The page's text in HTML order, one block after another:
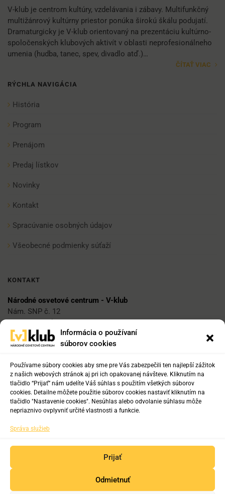
Informácia o používaní
súborov cookies
Používame súbory cookies aby sme pre Vás zabezpečili ten najlepší zážitok
z našich webových stránok aj pri ich opakovanej návšteve. Kliknutím na
tlačidlo “Prijať” nám udelíte Váš súhlas s použitím všetkých súborov
cookies. Detailne môžete použitie súborov cookies nastaviť kliknutím na
tlačidlo "Nastavenie cookies". Nesúhlas alebo odvolanie súhlasu môže
nepriaznivo ovplyvniť určité vlastnosti a funkcie.
Správa služieb
Prijať
Odmietnuť
V-klub je centrom kultúry, vzdelávania i zábavy. Multifunkčný
multižánrový kultúrny priestor ponúka širokú škálu podujatí.
Dramaturgicky je V-klub orientovaný na prezentáciu kultúrno-
spoločenských klubových aktivít v oblasti neprofesionálneho
umenia (hudba, tanec, spev, divadlo atď.)…
ČÍTAŤ VIAC
RÝCHLA NAVIGÁCIA
História
Program
Prenájom
Predaj lístkov
Novinky
Kontakt
Spracúvanie osobných údajov
Všeobecné podmienky súťaží
KONTAKT
Národné osvetové centrum - V-klub
Nám. SNP č. 12
812 34 Bratislava 1
vklub@nocka.sk
Tel:
+421 2 204 71 217
+421 918 817 141